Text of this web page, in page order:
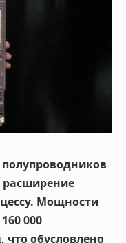
расширение
Мощности
000
что обусловлено